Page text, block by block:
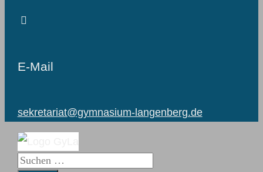
E-Mail
sekretariat@gymnasium-langenberg.de
Suchen